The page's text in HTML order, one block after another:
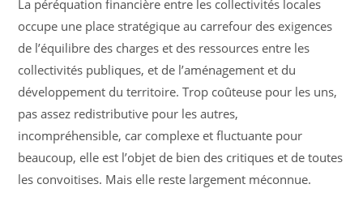
La péréquation financière entre les collectivités locales
occupe une place stratégique au carrefour des exigences
de l’équilibre des charges et des ressources entre les
collectivités publiques, et de l’aménagement et du
développement du territoire. Trop coûteuse pour les uns,
pas assez redistributive pour les autres,
incompréhensible, car complexe et fluctuante pour
beaucoup, elle est l’objet de bien des critiques et de toutes
les convoitises. Mais elle reste largement méconnue.